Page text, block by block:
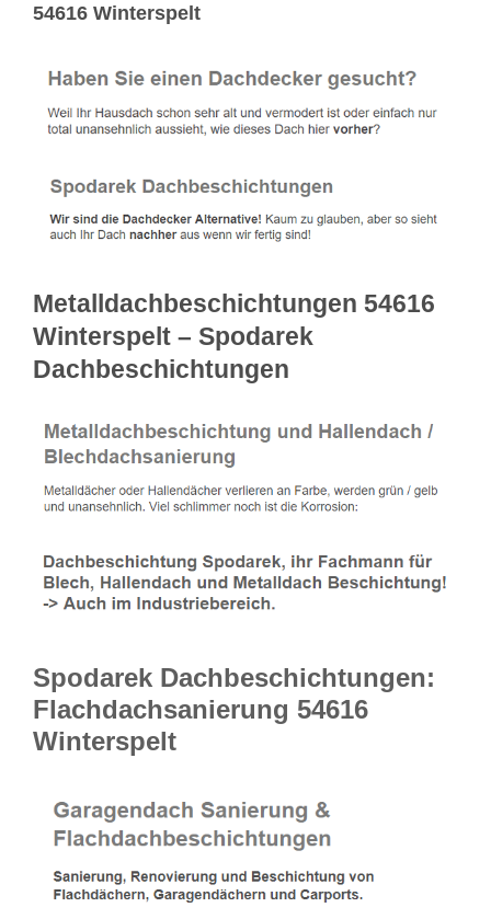
54616 Winterspelt
Metalldachbeschichtungen 54616
Winterspelt – Spodarek
Dachbeschichtungen
Spodarek Dachbeschichtungen:
Flachdachsanierung 54616
Winterspelt